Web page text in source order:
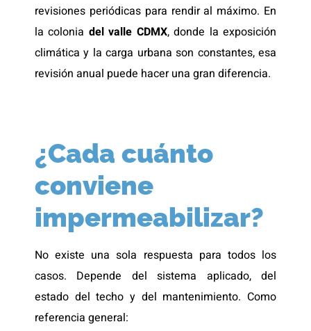
revisiones periódicas para rendir al máximo. En
la colonia del valle CDMX, donde la exposición
climática y la carga urbana son constantes, esa
revisión anual puede hacer una gran diferencia.
¿Cada cuánto
conviene
impermeabilizar?
No existe una sola respuesta para todos los
casos. Depende del sistema aplicado, del
estado del techo y del mantenimiento. Como
referencia general: